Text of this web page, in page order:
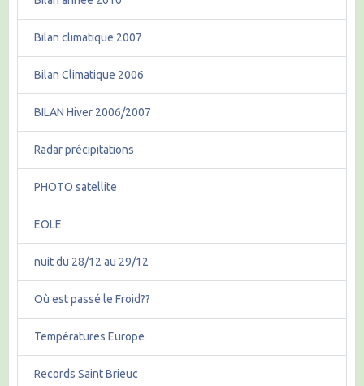
Bilan climatique 2007
Bilan Climatique 2006
BILAN Hiver 2006/2007
Radar précipitations
PHOTO satellite
EOLE
nuit du 28/12 au 29/12
Où est passé le Froid??
Températures Europe
Records Saint Brieuc